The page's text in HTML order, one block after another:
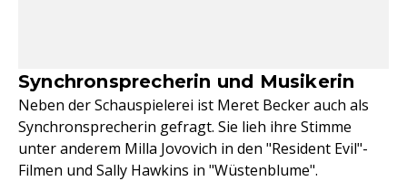
Synchronsprecherin und Musikerin
Neben der Schauspielerei ist Meret Becker auch als
Synchronsprecherin gefragt. Sie lieh ihre Stimme
unter anderem Milla Jovovich in den "Resident Evil"-
Filmen und Sally Hawkins in "Wüstenblume".